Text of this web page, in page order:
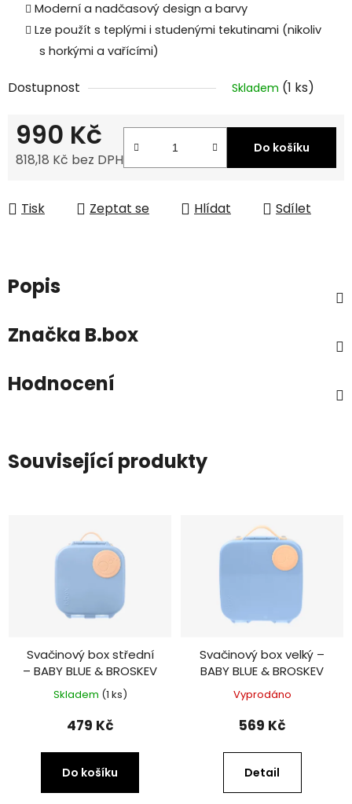
Moderní a nadčasový design a barvy
Lze použít s teplými i studenými tekutinami (nikoliv
s horkými a vařícími)
Dostupnost Skladem (1 ks)
990 Kč
818,18 Kč bez DPH
Do košíku
Tisk Zeptat se Hlídat Sdílet
Popis
Značka B.box
Hodnocení
Související produkty
Svačinový box střední
– BABY BLUE & BROSKEV
Skladem (1 ks)
479 Kč
Do košíku
Svačinový box velký –
BABY BLUE & BROSKEV
Vyprodáno
569 Kč
Detail